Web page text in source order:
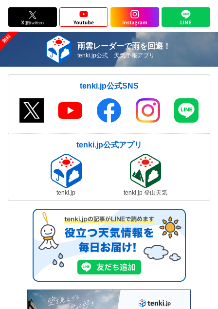
雨雲レーダーで雨を回避！
tenki.jp公式 天気予報アプリ
tenki.jp公式SNS
tenki.jp公式アプリ
tenki.jp tenki.jp 登山天気